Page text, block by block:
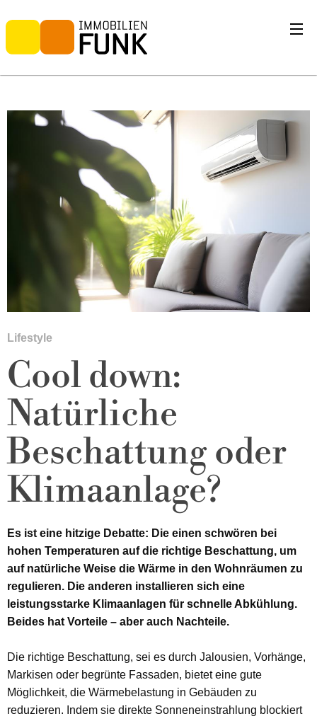
Lifestyle
Cool down:
Natürliche
Beschattung oder
Klimaanlage?
Es ist eine hitzige Debatte: Die einen schwören bei
hohen Temperaturen auf die richtige Beschattung, um
auf natürliche Weise die Wärme in den Wohnräumen zu
regulieren. Die anderen installieren sich eine
leistungsstarke Klimaanlagen für schnelle Abkühlung.
Beides hat Vorteile – aber auch Nachteile.
Die richtige Beschattung, sei es durch Jalousien, Vorhänge,
Markisen oder begrünte Fassaden, bietet eine gute
Möglichkeit, die Wärmebelastung in Gebäuden zu
reduzieren. Indem sie direkte Sonneneinstrahlung blockiert